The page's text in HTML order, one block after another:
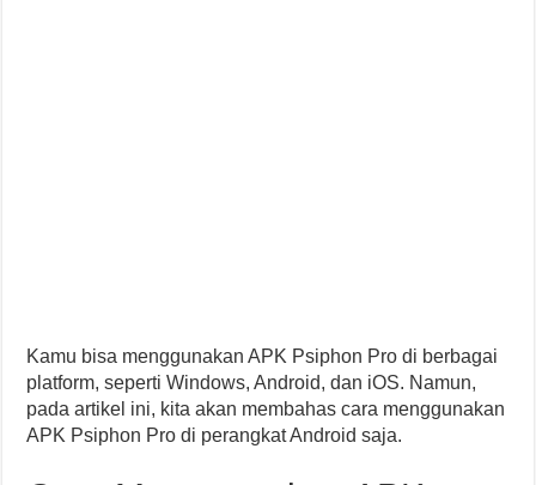
Kamu bisa menggunakan APK Psiphon Pro di berbagai
platform, seperti Windows, Android, dan iOS. Namun,
pada artikel ini, kita akan membahas cara menggunakan
APK Psiphon Pro di perangkat Android saja.